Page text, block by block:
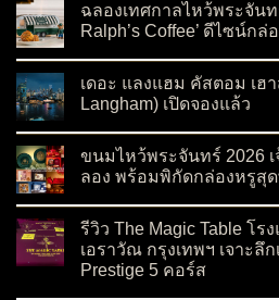
ฉลองเทศกาลไหว้พระจัน
Ralph’s Coffee’ ดีไซน์ก
เดอะ แลงแฮม คัสตอม เฮ
Langham) เปิดจองแล้ว
ขนมไหว้พระจันทร์ 2026
ลอง พร้อมพิกัดกล่องหรูสุด
รีวิว The Magic Table โ
เอราวัณ กรุงเทพฯ เจาะลึ
Prestige 5 คอร์ส